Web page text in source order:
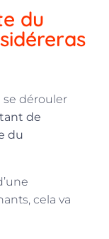
du
se dérouler
de
du
cela va